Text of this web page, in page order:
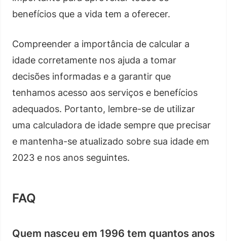
benefícios que a vida tem a oferecer.
Compreender a importância de calcular a
idade corretamente nos ajuda a tomar
decisões informadas e a garantir que
tenhamos acesso aos serviços e benefícios
adequados. Portanto, lembre-se de utilizar
uma calculadora de idade sempre que precisar
e mantenha-se atualizado sobre sua idade em
2023 e nos anos seguintes.
FAQ
Quem nasceu em 1996 tem quantos anos